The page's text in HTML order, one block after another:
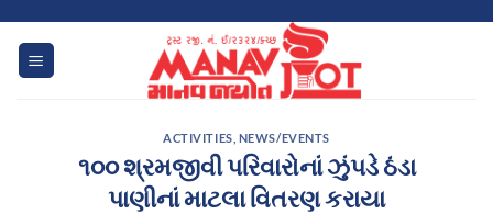
content
ACTIVITIES NEWS/EVENTS
૧૦૦ શ્રમજીવી પરિવારોનાં ઝુંપડે ઠંડા
પાણીનાં માટલા વિતરણ કરાયા